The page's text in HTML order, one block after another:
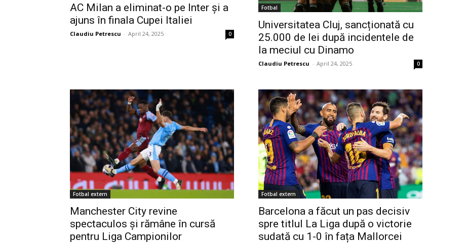
AC Milan a eliminat-o pe Inter și a
ajuns în finala Cupei Italiei
Claudiu Petrescu - April 24, 2025 0
Fotbal
Universitatea Cluj, sancționată cu
25.000 de lei după incidentele de
la meciul cu Dinamo
Claudiu Petrescu - April 24, 2025 0
Fotbal extern
Manchester City revine
spectaculos și rămâne în cursă
pentru Liga Campionilor
Fotbal extern
Barcelona a făcut un pas decisiv
spre titlul La Liga după o victorie
sudată cu 1-0 în fața Mallorcei